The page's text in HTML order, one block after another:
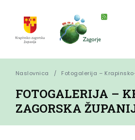
Naslovnica Fotogalerija –
FOTOGALERIJA –
ZAGORSKA